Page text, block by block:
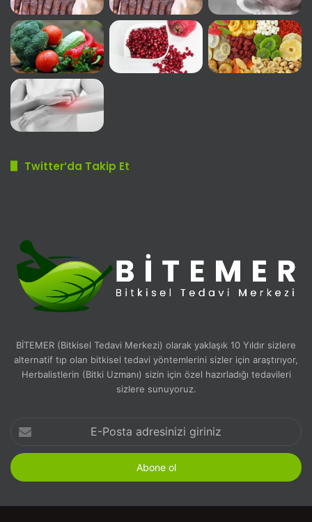
Twitter’da Takip Et
BİTEMER (Bitkisel Tedavi Merkezi) olarak yaklaşık 10 Yıldır sizlere
alternatif tıp olan bitkisel tedavi yöntemlerini sizler için araştırıyor,
Herbalistlerin (Bitki Uzmanı) sizin için özel hazırladığı tedavileri
sizlere sunuyoruz.
Posta
adresinizi
giriniz